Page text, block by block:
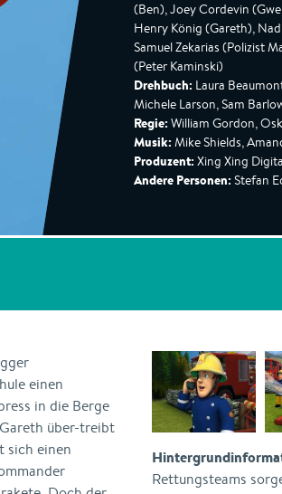
(Ben), Joey Cordevin
Henry König (Gareth),
Samuel Zekarias (Polizist
(Peter Kaminski)
Drehbuch: Laura
Michele Larson, Sam
Regie: William Gordon,
Musik: Mike Shields,
Produzent: Xing Xing
Andere Personen: Stefan
einen
in die Berge
über-treibt
sich einen
Rettungsteams